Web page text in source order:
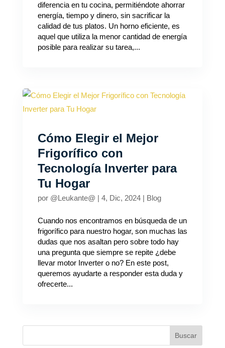
diferencia en tu cocina, permitiéndote ahorrar
energía, tiempo y dinero, sin sacrificar la
calidad de tus platos. Un horno eficiente, es
aquel que utiliza la menor cantidad de energía
posible para realizar su tarea,...
Cómo Elegir el Mejor
Frigorífico con
Tecnología Inverter para
Tu Hogar
por @Leukante@ | 4, Dic, 2024| Blog
Cuando nos encontramos en búsqueda de un
frigorífico para nuestro hogar, son muchas las
dudas que nos asaltan pero sobre todo hay
una pregunta que siempre se repite ¿debe
llevar motor Inverter o no? En este post,
queremos ayudarte a responder esta duda y
ofrecerte...
Buscar